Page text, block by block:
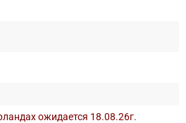
ожидается 18.08.26г.